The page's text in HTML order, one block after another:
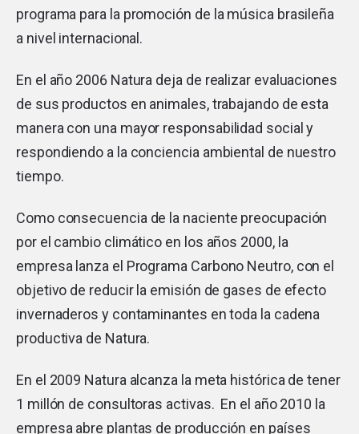
programa para la promoción de la música brasileña
a nivel internacional.
En el año 2006 Natura deja de realizar evaluaciones
de sus productos en animales, trabajando de esta
manera con una mayor responsabilidad social y
respondiendo a la conciencia ambiental de nuestro
tiempo.
Como consecuencia de la naciente preocupación
por el cambio climático en los años 2000, la
empresa lanza el Programa Carbono Neutro, con el
objetivo de reducir la emisión de gases de efecto
invernaderos y contaminantes en toda la cadena
productiva de Natura.
En el 2009 Natura alcanza la meta histórica de tener
1 millón de consultoras activas. En el año 2010 la
empresa abre plantas de producción en países